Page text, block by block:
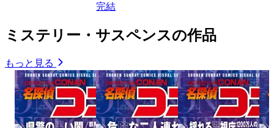
完結
ミステリー・サスペンスの作品
もっと見る